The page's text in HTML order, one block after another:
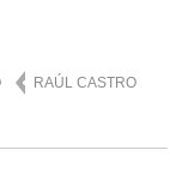
RAÚL CASTRO